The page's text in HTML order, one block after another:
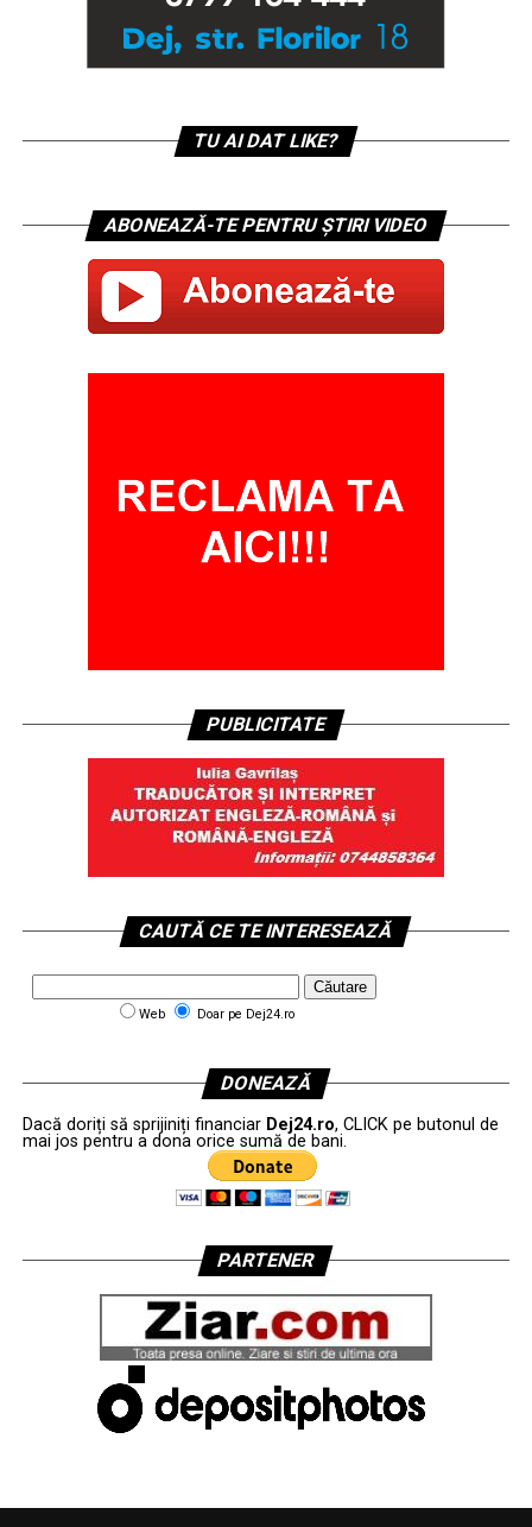
TU AI DAT LIKE?
ABONEAZĂ-TE PENTRU ȘTIRI VIDEO
PUBLICITATE
CAUTĂ CE TE INTERESEAZĂ
Web Doar pe Dej24.ro
DONEAZĂ
Dacă doriți să sprijiniți financiar Dej24.ro, CLICK pe butonul de
mai jos pentru a dona orice sumă de bani.
PARTENER